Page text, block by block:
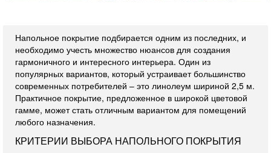
Напольное покрытие подбирается одним из последних, и
необходимо учесть множество нюансов для создания
гармоничного и интересного интерьера. Один из
популярных вариантов, который устраивает большинство
современных потребителей – это линолеум шириной 2,5 м.
Практичное покрытие, предложенное в широкой цветовой
гамме, может стать отличным вариантом для помещений
любого назначения.
КРИТЕРИИ ВЫБОРА НАПОЛЬНОГО ПОКРЫТИЯ